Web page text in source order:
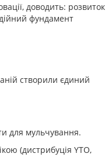
доводить: розвиток
фундамент
створили єдиний
для мульчування.
(дистрибуція YTO,